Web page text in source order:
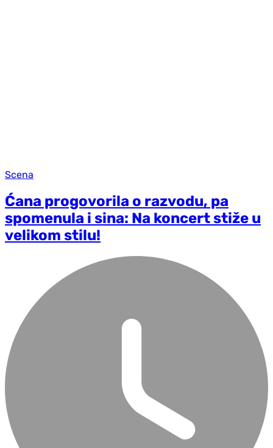
Scena
Ćana progovorila o razvodu, pa
spomenula i sina: Na koncert stiže u
velikom stilu!